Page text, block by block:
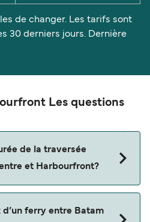
de changer. Les tarifs sont
30 derniers jours. Dernière
Les questions
de la traversée
et Harbourfront?
1 heure. La durée des
d’un ferry entre Batam